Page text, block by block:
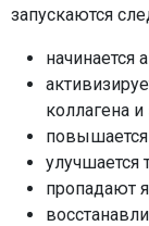
запускаются
начинается
коллагена и
повышается
улучшается
пропадают